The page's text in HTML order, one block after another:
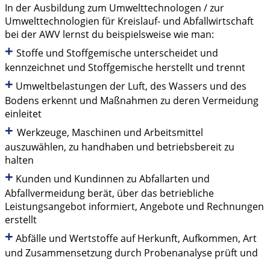
In der Ausbildung zum Umwelttechnologen / zur
Umwelttechnologien für Kreislauf- und Abfallwirtschaft
bei der AWV lernst du beispielsweise wie man:
+ Stoffe und Stoffgemische unterscheidet und
kennzeichnet und Stoffgemische herstellt und trennt
+ Umweltbelastungen der Luft, des Wassers und des
Bodens erkennt und Maßnahmen zu deren Vermeidung
einleitet
+ Werkzeuge, Maschinen und Arbeitsmittel
auszuwählen, zu handhaben und betriebsbereit zu
halten
+ Kunden und Kundinnen zu Abfallarten und
Abfallvermeidung berät, über das betriebliche
Leistungsangebot informiert, Angebote und Rechnungen
erstellt
+ Abfälle und Wertstoffe auf Herkunft, Aufkommen, Art
und Zusammensetzung durch Probenanalyse prüft und